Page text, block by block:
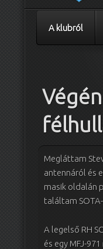
A klubról
Megláttam
antennáról és
masik oldalán
találtam
A legelső RH
és egy MFJ-